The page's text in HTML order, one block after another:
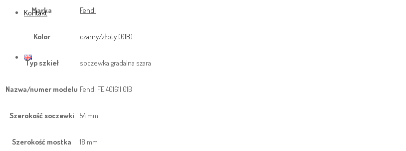
Kontakt
Marka Fendi
Kolor czarny/złoty (01B)
Typ szkieł soczewka gradalna szara
Nazwa/numer modelu Fendi FE 40161I 01B
Szerokość soczewki 54 mm
Szerokość mostka 18 mm